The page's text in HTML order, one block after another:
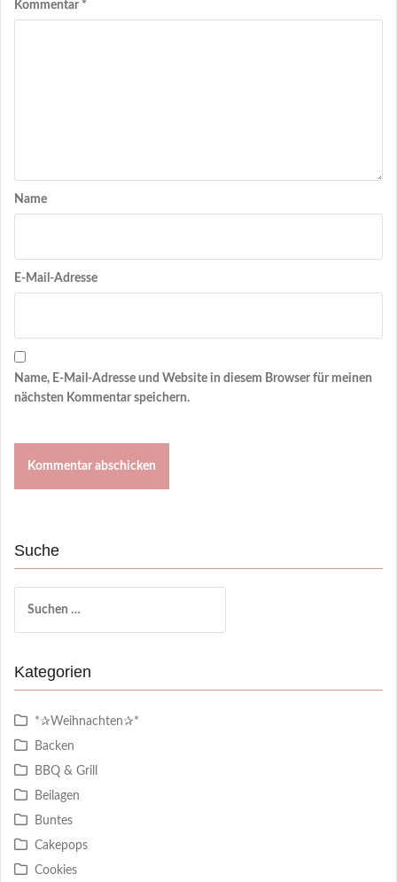
Kommentar *
Name
E-Mail-Adresse
Name, E-Mail-Adresse und Website in diesem Browser für meinen
nächsten Kommentar speichern.
Suche
nach:
Kategorien
*✰Weihnachten✰*
Backen
BBQ & Grill
Beilagen
Buntes
Cakepops
Cookies